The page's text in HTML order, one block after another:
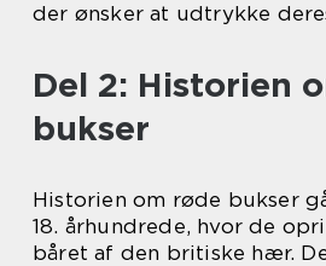
der ønsker at udtrykke
Del 2: Historien
bukser
Historien om røde bukser
18. århundrede, hvor de
båret af den britiske hær.